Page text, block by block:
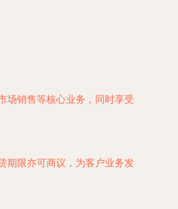
场销售等核心业务，同时享受
期限亦可商议，为客户业务发